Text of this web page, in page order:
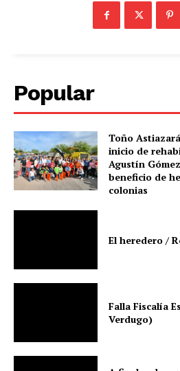
Popular
Toño
inicio de
Agustín
beneficio de
colonias
El heredero /
Falla Fiscalía
Verdugo)